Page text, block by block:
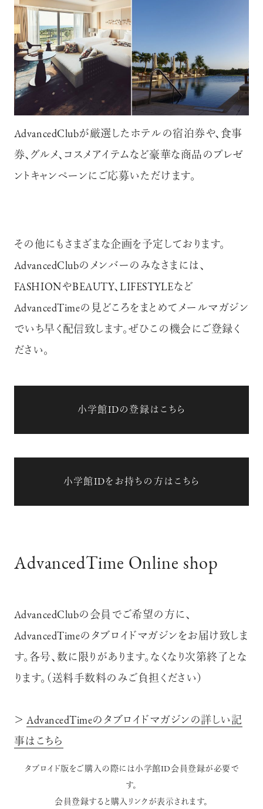
AdvancedClubが厳選したホテルの宿泊券や、食事
券、グルメ、コスメアイテムなど豪華な商品のプレゼ
ントキャンペーンにご応募いただけます。
その他にもさまざまな企画を予定しております。
AdvancedClubのメンバーのみなさまには、
FASHIONやBEAUTY、LIFESTYLEなど
AdvancedTimeの見どころをまとめてメールマガジン
でいち早く配信致します。ぜひこの機会にご登録く
ださい。
小学館IDの登録はこちら
小学館IDをお持ちの方はこちら
AdvancedTime Online shop
AdvancedClubの会員でご希望の方に、
AdvancedTimeのタブロイドマガジンをお届け致しま
す。各号、数に限りがあります。なくなり次第終了とな
ります。（送料手数料のみご負担ください）
＞ AdvancedTimeのタブロイドマガジンの詳しい記
事はこちら
タブロイド版をご購入の際には小学館ID会員登録が必要で
す。
会員登録すると購入リンクが表示されます。